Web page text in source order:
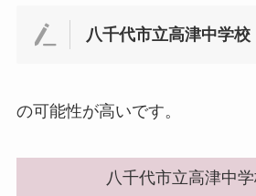
八千代市立高津中学校
の可能性が高いです。
八千代市立高津中